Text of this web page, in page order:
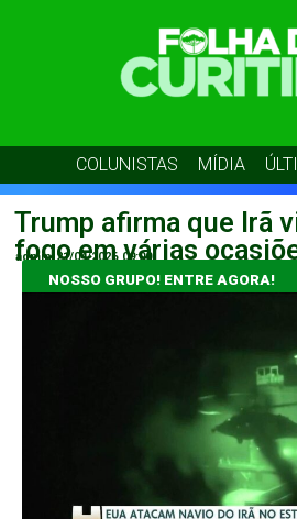
COLUNISTAS MÍDIA
Trump afirma que Irã
fogo em várias
admin 21/04/2026 09:00
NOSSO GRUPO! ENTRE AGORA!